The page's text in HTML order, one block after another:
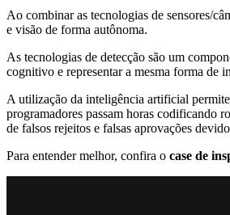
Ao combinar as tecnologias de sensores/
e visão de forma autônoma.
As tecnologias de detecção são um
cognitivo e representar a mesma forma de
A utilização da inteligência artificial
programadores passam horas codificando
de falsos rejeitos e falsas aprovações
Para entender melhor, confira o case de